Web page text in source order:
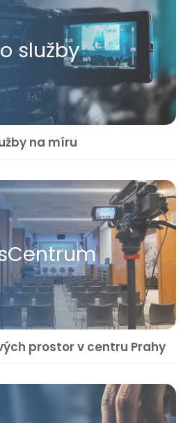
služby
na míru
prostor v centru Prahy